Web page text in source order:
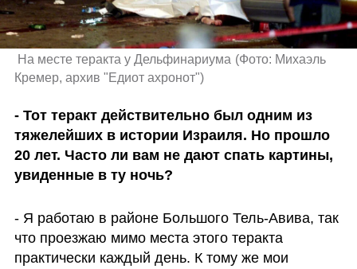
На месте теракта у Дельфинариума (Фото: Михаэль
Кремер, архив "Едиот ахронот")
- Тот теракт действительно был одним из
тяжелейших в истории Израиля. Но прошло
20 лет. Часто ли вам не дают спать картины,
увиденные в ту ночь?
- Я работаю в районе Большого Тель-Авива, так
что проезжаю мимо места этого теракта
практически каждый день. К тому же мои